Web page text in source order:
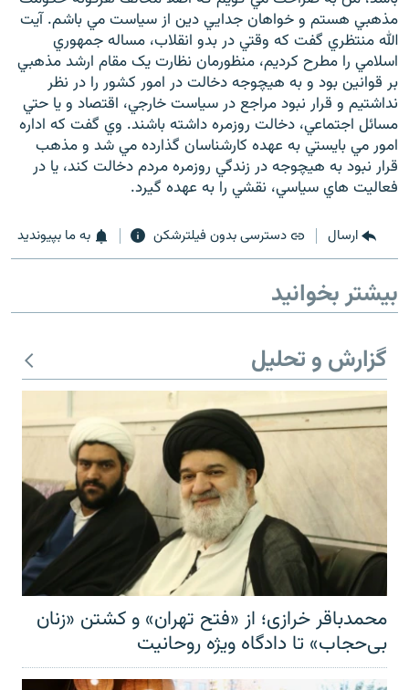
مذهبي هستم و خواهان جدايي دين از سياست مي باشم. آيت
الله منتظري گفت که وقتي در بدو انقلاب، مساله جمهوري
اسلامي را مطرح کرديم، منظورمان نظارت يک مقام ارشد مذهبي
بر قوانين بود و به هيچوجه دخالت در امور کشور را در نظر
نداشتيم و قرار نبود مراجع در سياست خارجي، اقتصاد و يا حتي
مسائل اجتماعي، دخالت روزمره داشته باشند. وي گفت که اداره
امور مي بايستي به عهده کارشناسان گذارده مي شد و مذهب
قرار نبود به هيچوجه در زندگي روزمره مردم دخالت کند، يا در
فعاليت هاي سياسي، نقشي را به عهده گيرد.
ارسال دسترسی بدون فیلترشکن به ما بپیوندید
بیشتر بخوانید
گزارش و تحلیل
محمدباقر خرازی؛ از «فتح تهران» و کشتن «زنان
بی‌حجاب» تا دادگاه ویژه روحانیت